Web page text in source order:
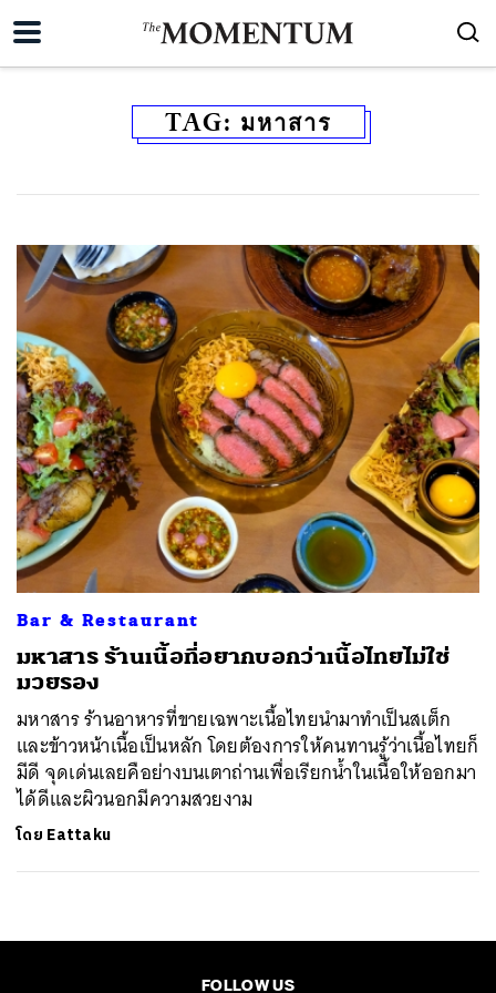
TAG: มหาสาร
Bar & Restaurant
มหาสาร ร้านเนื้อที่อยากบอกว่าเนื้อไทยไม่ใช่
มวยรอง
มหาสาร ร้านอาหารที่ขายเฉพาะเนื้อไทยนำมาทำเป็นสเต็ก
และข้าวหน้าเนื้อเป็นหลัก โดยต้องการให้คนทานรู้ว่าเนื้อไทยก็
มีดี จุดเด่นเลยคือย่างบนเตาถ่านเพื่อเรียกน้ำในเนื้อให้ออกมา
ได้ดีและผิวนอกมีความสวยงาม
โดย Eattaku
FOLLOW US
ค้นหา
SHARE TWEET LINE EMAIL